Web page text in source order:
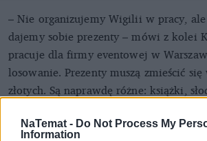
NaTemat - Do Not Process My
Information
– Nie organizujemy Wigilii w pracy,
dajemy sobie prezenty – mówi z kolei
pracuje dla firmy eventowej w
losowanie. Prezenty muszą zmieścić
złotych. Są naprawdę różne: książki,
nawet jakaś wódka. W tym roku
z szopem praczem – dodaje.